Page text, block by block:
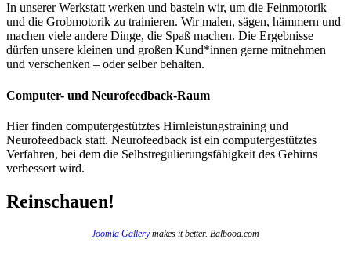
In unserer Werkstatt werken und basteln wir, um die Feinmotorik
und die Grobmotorik zu trainieren. Wir malen, sägen, hämmern und
machen viele andere Dinge, die Spaß machen. Die Ergebnisse
dürfen unsere kleinen und großen Kund*innen gerne mitnehmen
und verschenken – oder selber behalten.
Computer- und Neurofeedback-Raum
Hier finden computergestütztes Hirnleistungstraining und
Neurofeedback statt. Neurofeedback ist ein computergestütztes
Verfahren, bei dem die Selbstregulierungsfähigkeit des Gehirns
verbessert wird.
Reinschauen!
Joomla Gallerymakes it better. Balbooa.com